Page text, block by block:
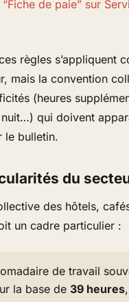
“Fiche de paie” sur
règles s’appliquent
mais la convention
(heures
qui doivent
le bulletin.
du
des hôtels,
un cadre particulier :
de travail
la base de 39 heures